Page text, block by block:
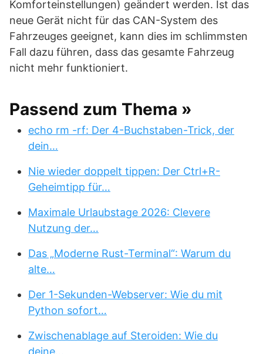
Komforteinstellungen) geändert werden. Ist das
neue Gerät nicht für das CAN-System des
Fahrzeuges geeignet, kann dies im schlimmsten
Fall dazu führen, dass das gesamte Fahrzeug
nicht mehr funktioniert.
Passend zum Thema »
echo rm -rf: Der 4-Buchstaben-Trick, der
dein…
Nie wieder doppelt tippen: Der Ctrl+R-
Geheimtipp für…
Maximale Urlaubstage 2026: Clevere
Nutzung der…
Das „Moderne Rust-Terminal“: Warum du
alte…
Der 1-Sekunden-Webserver: Wie du mit
Python sofort…
Zwischenablage auf Steroiden: Wie du
deine…